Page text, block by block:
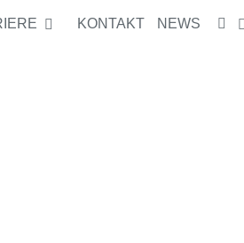
KONTAKT NEWS